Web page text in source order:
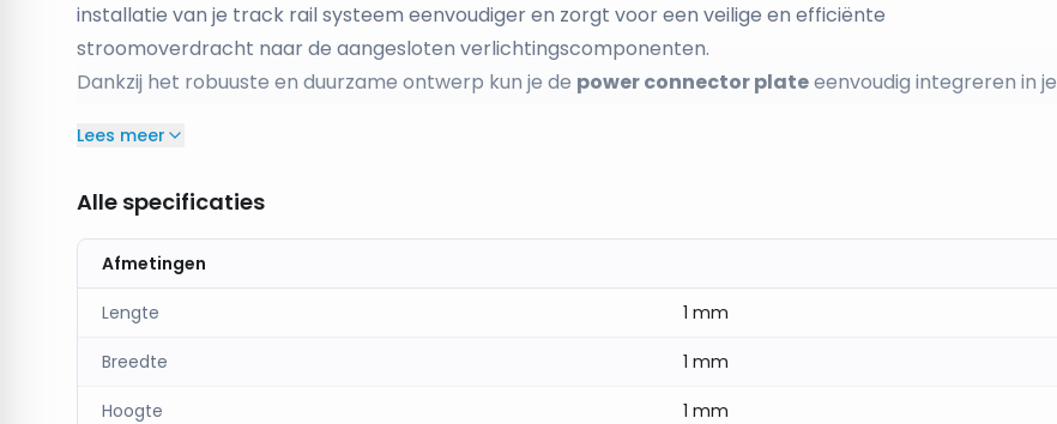
installatie van je track rail systeem eenvoudiger en zorgt voor een veilige en efficiënte
stroomoverdracht naar de aangesloten verlichtingscomponenten.
Dankzij het robuuste en duurzame ontwerp kun je de power connector plateeenvoudig integreren in je
railproducten en zorgt voor een naadloze verbinding.
•Type:24V Track Rail Power Connector Plate
•
Toepassing:
•Materiaal:Duurzaam en betrouwbaar voor langdurige prestaties
Design:
Eenvoudig en functioneel, ontworpen om efficiënt te werken met je track rail systeem
Waarom kiezen voor de 24V Track Rail Power Connector Plate?
verlichtingssysteem op het elektriciteitsnet
Lees meer
Alle specificaties
Afmetingen
Lengte 1 mm
Breedte 1 mm
Hoogte 1 mm